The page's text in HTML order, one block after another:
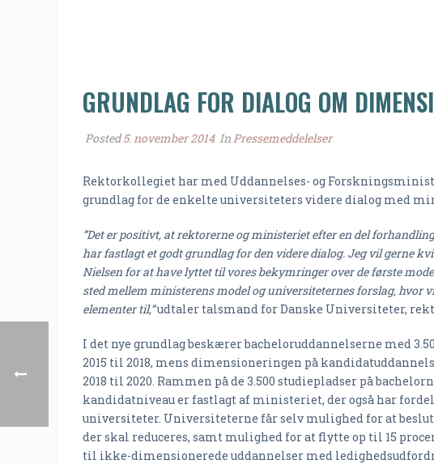
GRUNDLAG FOR DIALOG OM
Posted5. november 2014 InPressemeddelelser
Rektorkollegiet har med Uddannelses- og
grundlag for de enkelte universiteters videre dialog med
”Det er positivt, at rektorerne og ministeriet efter en del
har fastlagt et godt grundlag for den videre dialog. Jeg vil gerne
Nielsen for at have lyttet til vores bekymringer over de første
sted mellem ministerens model og universiteternes forslag, hvor
elementer til,”udtaler talsmand for Danske Universiteter,
I det nye grundlag beskærer bacheloruddannelserne med
2015 til 2018, mens dimensioneringen på
2018 til 2020. Rammen på de 3.500 studiepladser på
kandidatniveau er fastlagt af ministeriet, der også har
universiteter. Universiteterne får selv mulighed for at
der skal reduceres, samt mulighed for at flytte op til 15
til ikke-dimensionerede uddannelser med